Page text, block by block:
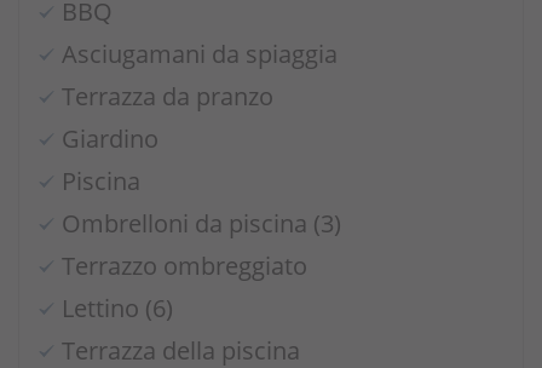
BBQ
Asciugamani da spiaggia
Terrazza da pranzo
Giardino
Piscina
Ombrelloni da piscina (3)
Terrazzo ombreggiato
Lettino (6)
Terrazza della piscina